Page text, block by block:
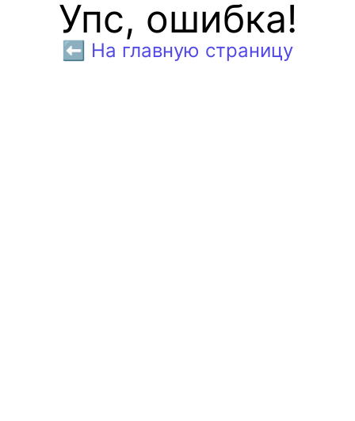
Упс, ошибка!
⬅️ На главную страницу